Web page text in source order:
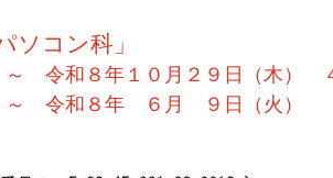
コン科」
和８年１０月２９日（木）
令和８年 ６月 ９日（火）